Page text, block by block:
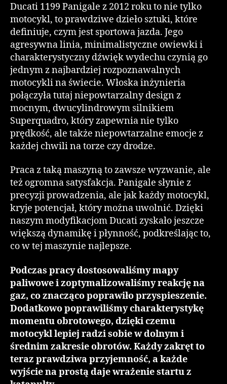
Ducati 1199 Panigale z 2012 roku to nie tylko
motocykl, to prawdziwe dzieło sztuki, które
definiuje, czym jest sportowa jazda. Jego
agresywna linia, minimalistyczne owiewki i
charakterystyczny dźwięk wydechu czynią go
jednym z najbardziej rozpoznawalnych
motocykli na świecie. Włoska inżynieria
połączyła tutaj niepowtarzalny design z
mocnym, dwucylindrowym silnikiem
Superquadro, który zapewnia nie tylko
prędkość, ale także niepowtarzalne emocje z
każdej chwili na torze czy drodze.
Praca z taką maszyną to zawsze wyzwanie, ale
też ogromna satysfakcja. Panigale słynie z
precyzji prowadzenia, ale jak każdy motocykl,
kryje potencjał, który można uwolnić. Dzięki
naszym modyfikacjom Ducati zyskało jeszcze
większą dynamikę i płynność, podkreślając to,
co w tej maszynie najlepsze.
Podczas pracy dostosowaliśmy mapy
paliwowe i zoptymalizowaliśmy reakcję na
gaz, co znacząco poprawiło przyspieszenie.
Dodatkowo poprawiliśmy charakterystykę
momentu obrotowego, dzięki czemu
motocykl lepiej radzi sobie w dolnym i
średnim zakresie obrotów. Każdy zakręt to
teraz prawdziwa przyjemność, a każde
wyjście na prostą daje wrażenie startu z